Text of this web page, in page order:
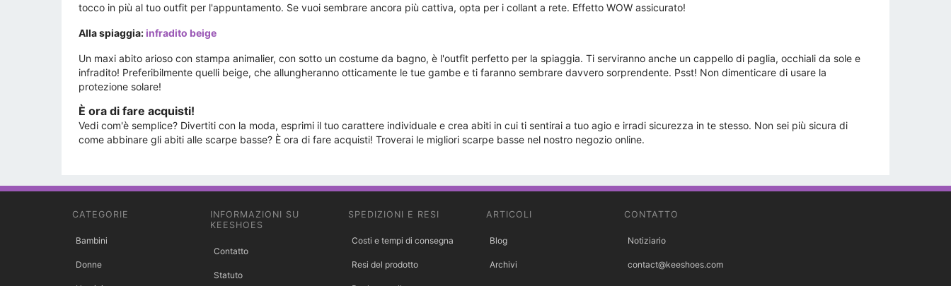
tocco in più al tuo outfit per l'appuntamento. Se vuoi sembrare ancora più cattiva, opta per i collant a rete. Effetto WOW assicurato!
Alla spiaggia:infradito beige
Un maxi abito arioso con stampa animalier, con sotto un costume da bagno, è l'outfit perfetto per la spiaggia. Ti serviranno anche un cappello di paglia, occhiali da sole e
infradito! Preferibilmente quelli beige, che allungheranno otticamente le tue gambe e ti faranno sembrare davvero sorprendente. Psst! Non dimenticare di usare la
protezione solare!
È ora di fare acquisti!
Vedi com'è semplice? Divertiti con la moda, esprimi il tuo carattere individuale e crea abiti in cui ti sentirai a tuo agio e irradi sicurezza in te stesso. Non sei più sicura di
come abbinare gli abiti alle scarpe basse? È ora di fare acquisti! Troverai le migliori scarpe basse nel nostro negozio online.
CATEGORIE
Bambini
Donne
INFORMAZIONI SU
KEESHOES
Contatto
Statuto
SPEDIZIONI E RESI
Costi e tempi di consegna
Resi del prodotto
ARTICOLI
Blog
Archivi
CONTATTO
Notiziario
contact@keeshoes.com